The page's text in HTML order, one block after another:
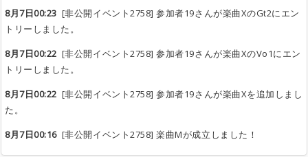
8月7日00:23 [非公開イベント2758] 参加者19さんが楽曲XのGt2にエン
トリーしました。
8月7日00:22 [非公開イベント2758] 参加者19さんが楽曲XのVo1にエン
トリーしました。
8月7日00:22 [非公開イベント2758] 参加者19さんが楽曲Xを追加しまし
た。
8月7日00:16[非公開イベント2758] 楽曲Mが成立しました！